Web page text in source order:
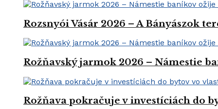
Rozsnyói Vásár 2026 – A Bányászok
Rožňavský jarmok 2026 – Námestie
Rožňava pokračuje v investíciách do